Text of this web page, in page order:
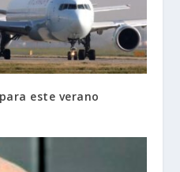
este verano